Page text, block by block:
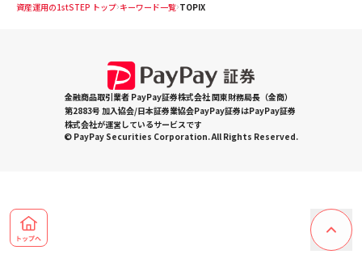
資産運用の1stSTEP トップ キーワード一覧 TOPIX
金融商品取引業者 PayPay証券株式会社 関東財務局長（金商）
第2883号 加入協会/日本証券業協会PayPay証券はPayPay証券
株式会社が運営しているサービスです
© PayPay Securities Corporation. All Rights Reserved.